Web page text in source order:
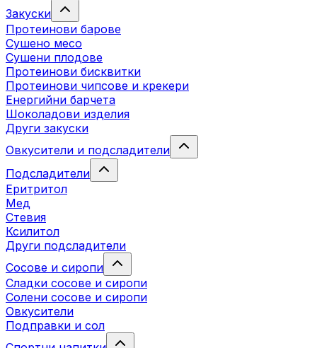
3акуски
Протеинови бaрове
Сушено месо
Сушени плодове
Протеинови бисквитки
Протеинови чипсове и крекери
Енергийни барчета
Шоколадови изделия
Други закуски
Овкусители и подсладители
Подсладители
Еритритол
Мед
Стевия
Ксилитол
Други подсладители
Сосове и сиропи
Сладки сосове и сиропи
Солени сосове и сиропи
Овкусители
Подправки и сол